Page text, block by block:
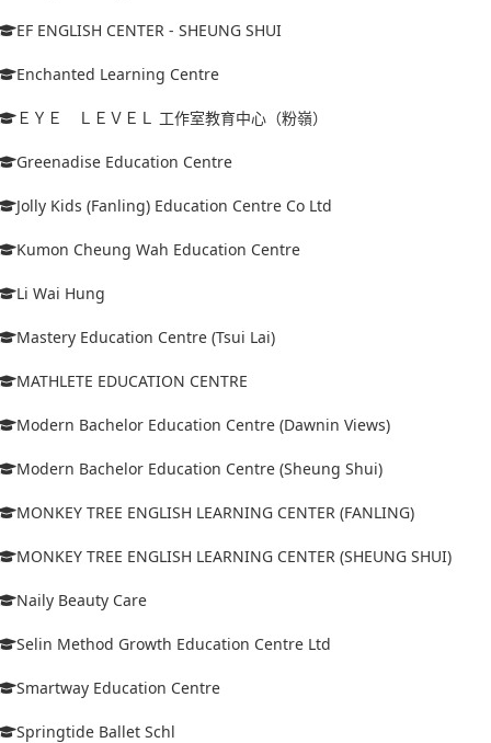
EF ENGLISH CENTER - SHEUNG SHUI
Enchanted Learning Centre
ＥＹＥ ＬＥＶＥＬ 工作室教育中心（粉嶺）
Greenadise Education Centre
Jolly Kids (Fanling) Education Centre Co Ltd
Kumon Cheung Wah Education Centre
Li Wai Hung
Mastery Education Centre (Tsui Lai)
MATHLETE EDUCATION CENTRE
Modern Bachelor Education Centre (Dawnin Views)
Modern Bachelor Education Centre (Sheung Shui)
MONKEY TREE ENGLISH LEARNING CENTER (FANLING)
MONKEY TREE ENGLISH LEARNING CENTER (SHEUNG SHUI)
Naily Beauty Care
Selin Method Growth Education Centre Ltd
Smartway Education Centre
Springtide Ballet Schl